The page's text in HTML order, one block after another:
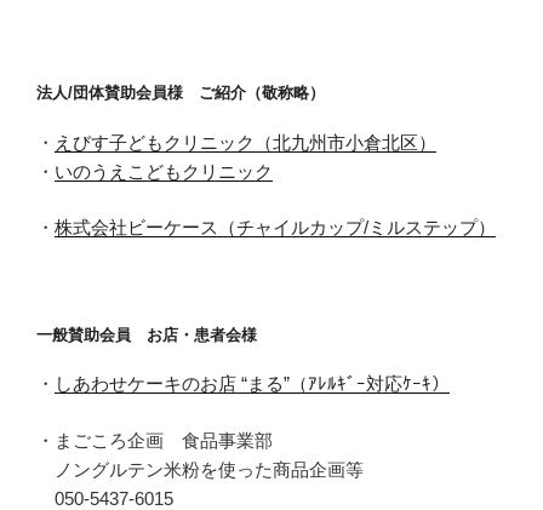
法人/団体賛助会員様 ご紹介（敬称略）
・ えびす子どもクリニック（北九州市小倉北区）
・ いのうえこどもクリニック
・ 株式会社ビーケース（チャイルカップ/ミルステップ）
一般賛助会員 お店・患者会様
・ しあわせケーキのお店 “まる”（ｱﾚﾙｷﾞｰ対応ｹｰｷ）
・まごころ企画 食品事業部
ノングルテン米粉を使った商品企画等
050-5437-6015